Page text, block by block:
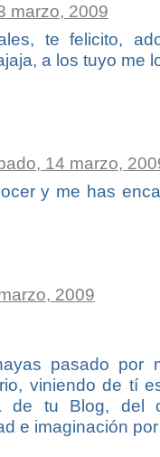
marzo, 2009
te felicito,
a los tuyo me
14 marzo,
y me has
2009
pasado por
viniendo de tí
de tu Blog, del
e imaginación